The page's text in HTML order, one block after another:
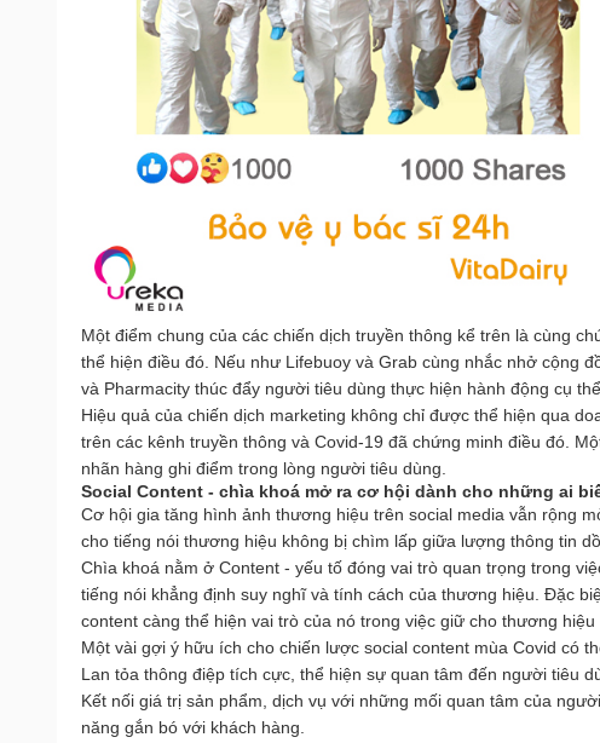
Một điểm chung của các chiến dịch truyền thông kể trên là cùng
thể hiện điều đó. Nếu như Lifebuoy và Grab cùng nhắc nhở cộng
và Pharmacity thúc đẩy người tiêu dùng thực hiện hành động cụ thể.
Hiệu quả của chiến dịch marketing không chỉ được thể hiện qua
trên các kênh truyền thông và Covid-19 đã chứng minh điều đó.
nhãn hàng ghi điểm trong lòng người tiêu dùng.
Social Content - chìa khoá mở ra cơ hội dành cho những ai
Cơ hội gia tăng hình ảnh thương hiệu trên social media vẫn rộng
cho tiếng nói thương hiệu không bị chìm lấp giữa lượng thông tin
Chìa khoá nằm ở Content - yếu tố đóng vai trò quan trọng trong
tiếng nói khẳng định suy nghĩ và tính cách của thương hiệu. Đặc
content càng thể hiện vai trò của nó trong việc giữ cho thương
Một vài gợi ý hữu ích cho chiến lược social content mùa Covid có
Lan tỏa thông điệp tích cực, thể hiện sự quan tâm đến người tiêu
Kết nối giá trị sản phẩm, dịch vụ với những mối quan tâm của
năng gắn bó với khách hàng.